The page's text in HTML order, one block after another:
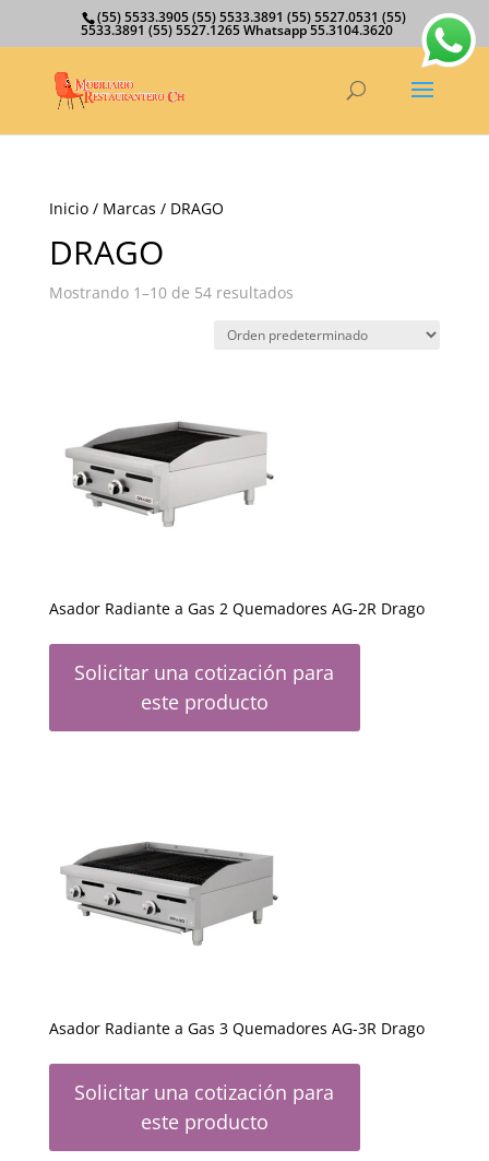
(55) 5533.3905 (55) 5533.3891 (55) 5527.0531 (55)
5533.3891 (55) 5527.1265 Whatsapp 55.3104.3620
Inicio/ Marcas / DRAGO
DRAGO
Mostrando 1–10 de 54 resultados
Asador Radiante a Gas 2 Quemadores AG-2R Drago
Solicitar una cotización para
este producto
Asador Radiante a Gas 3 Quemadores AG-3R Drago
Solicitar una cotización para
este producto